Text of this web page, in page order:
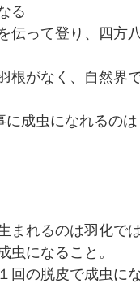
る
って登り、四方
根がなく、自然界
に成虫になれるの
まれるのは羽化で
虫になること。
回の脱皮で成虫に